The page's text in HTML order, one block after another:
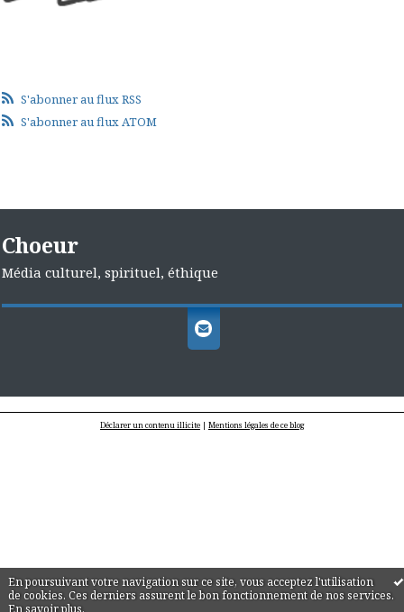
En poursuivant votre navigation sur ce site, vous acceptez l'utilisation
de cookies. Ces derniers assurent le bon fonctionnement de nos services.
En savoir plus.
S'abonner au flux RSS
S'abonner au flux ATOM
Choeur
Média culturel, spirituel, éthique
Déclarer un contenu illicite | Mentions légales de ce blog